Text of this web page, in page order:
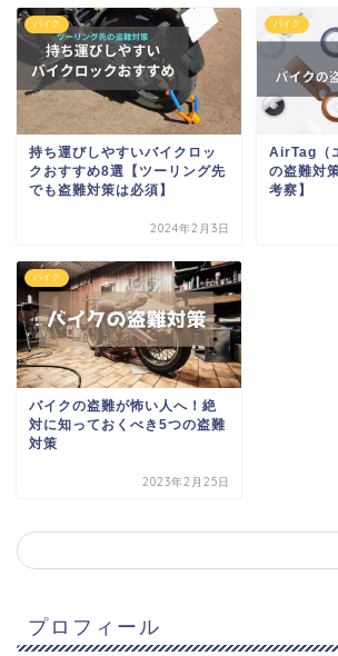
バイク
持ち運びしやすいバイクロッ
クおすすめ8選【ツーリング先
でも盗難対策は必須】
2024年2月3日
バイク
AirTag（
の盗難対
考察】
バイク
バイクの盗難が怖い人へ！絶
対に知っておくべき5つの盗難
対策
2023年2月25日
プロフィール